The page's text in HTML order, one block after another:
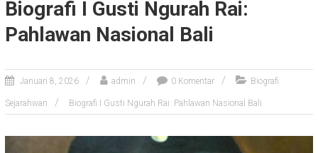
Biografi I Gusti Ngurah Rai:
Pahlawan Nasional Bali
Januari 8, 2026 admin 0 Komentar Biografi
Sejarahwan Biografi I Gusti Ngurah Rai: Pahlawan Nasional Bali